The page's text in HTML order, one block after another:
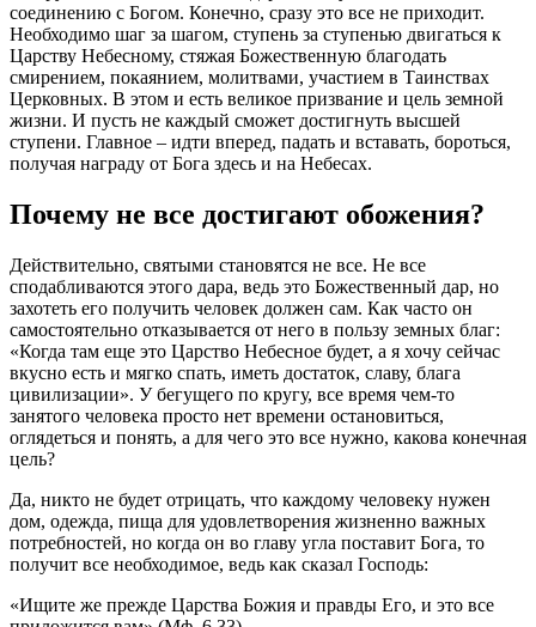
соединению с Богом. Конечно, сразу это все не приходит.
Необходимо шаг за шагом, ступень за ступенью двигаться к
Царству Небесному, стяжая Божественную благодать
смирением, покаянием, молитвами, участием в Таинствах
Церковных. В этом и есть великое призвание и цель земной
жизни. И пусть не каждый сможет достигнуть высшей
ступени. Главное – идти вперед, падать и вставать, бороться,
получая награду от Бога здесь и на Небесах.
Почему не все достигают обожения?
Действительно, святыми становятся не все. Не все
сподабливаются этого дара, ведь это Божественный дар, но
захотеть его получить человек должен сам. Как часто он
самостоятельно отказывается от него в пользу земных благ:
«Когда там еще это Царство Небесное будет, а я хочу сейчас
вкусно есть и мягко спать, иметь достаток, славу, блага
цивилизации». У бегущего по кругу, все время чем-то
занятого человека просто нет времени остановиться,
оглядеться и понять, а для чего это все нужно, какова конечная
цель?
Да, никто не будет отрицать, что каждому человеку нужен
дом, одежда, пища для удовлетворения жизненно важных
потребностей, но когда он во главу угла поставит Бога, то
получит все необходимое, ведь как сказал Господь:
«Ищите же прежде Царства Божия и правды Его, и это все